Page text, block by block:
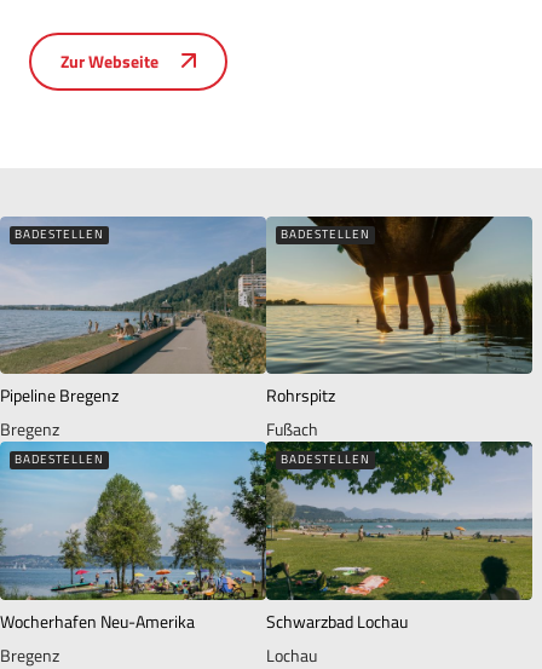
Zur Webseite
BADESTELLEN
Pipeline Bregenz
Bregenz
BADESTELLEN
Rohrspitz
Fußach
BADESTELLEN
Wocherhafen Neu-Amerika
Bregenz
BADESTELLEN
Schwarzbad Lochau
Lochau